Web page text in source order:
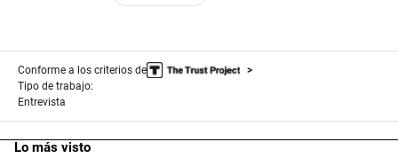
Conforme a los criterios de
Tipo de trabajo:
Entrevista
Lo más visto